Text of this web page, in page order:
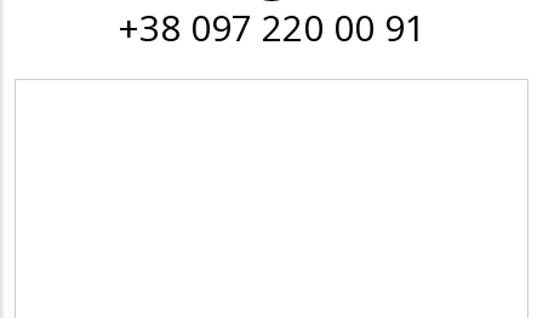
+38 097 220 00 91